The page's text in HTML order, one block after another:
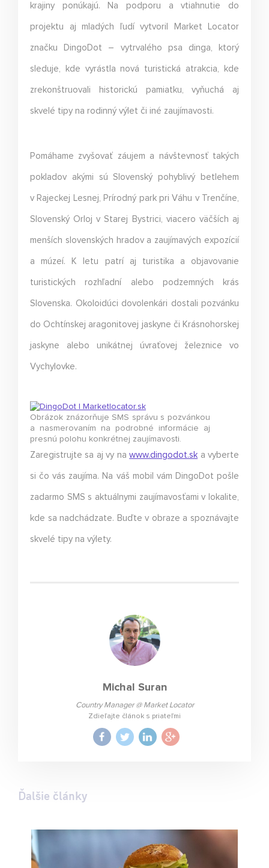
krajiny ponúkajú. Na podporu a vtiahnutie do
projektu aj mladých ľudí vytvoril Market Locator
značku DingoDot – vytrvalého psa dinga, ktorý
sleduje, kde vyrástla nová turistická atrakcia, kde
zrekonštruovali historickú pamiatku, vyňuchá aj
skvelé tipy na rodinný výlet či iné zaujímavosti.
Pomáhame zvyšovať záujem a návštevnosť takých
pokladov akými sú Slovenský pohyblivý betlehem
v Rajeckej Lesnej, Prírodný park pri Váhu v Trenčíne,
Slovenský Orloj v Starej Bystrici, viacero väčších aj
menších slovenských hradov a zaujímavých expozícií
a múzeí. K letu patrí aj turistika a objavovanie
turistických rozhľadní alebo podzemných krás
Slovenska. Okoloidúci dovolenkári dostali pozvánku
do Ochtínskej aragonitovej jaskyne či Krásnohorskej
jaskyne alebo unikátnej úvraťovej železnice vo
Vychylovke.
Obrázok znázorňuje SMS správu s pozvánkou
a nasmerovaním na podrobné informácie aj
presnú polohu konkrétnej zaujímavosti.
Zaregistrujte sa aj vy nawww.dingodot.sk a vyberte
si čo vás zaujíma. Na váš mobil vám DingoDot pošle
zadarmo SMS s aktuálnymi zaujímavosťami v lokalite,
kde sa nadchádzate. Buďte v obraze a spoznávajte
skvelé tipy na výlety.
Michal Suran
Country Manager @ Market Locator
Zdieľajte článok s priateľmi
Ďalšie články